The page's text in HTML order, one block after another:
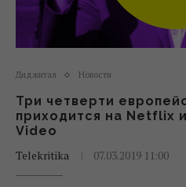
Диджитал Новости
Три четверти
приходится на Netflix
Video
Telekritika
07.03.2019 11:00